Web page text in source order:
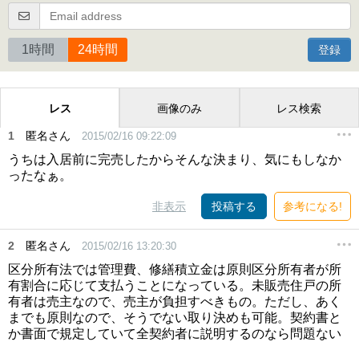
1時間 24時間 登録
レス 画像のみ レス検索
1 匿名さん 2015/02/16 09:22:09
うちは入居前に完売したからそんな決まり、気にもしなか
ったなぁ。
非表示 投稿する 参考になる!
2 匿名さん 2015/02/16 13:20:30
区分所有法では管理費、修繕積立金は原則区分所有者が所
有割合に応じて支払うことになっている。未販売住戸の所
有者は売主なので、売主が負担すべきもの。ただし、あく
までも原則なので、そうでない取り決めも可能。契約書と
か書面で規定していて全契約者に説明するのなら問題ない